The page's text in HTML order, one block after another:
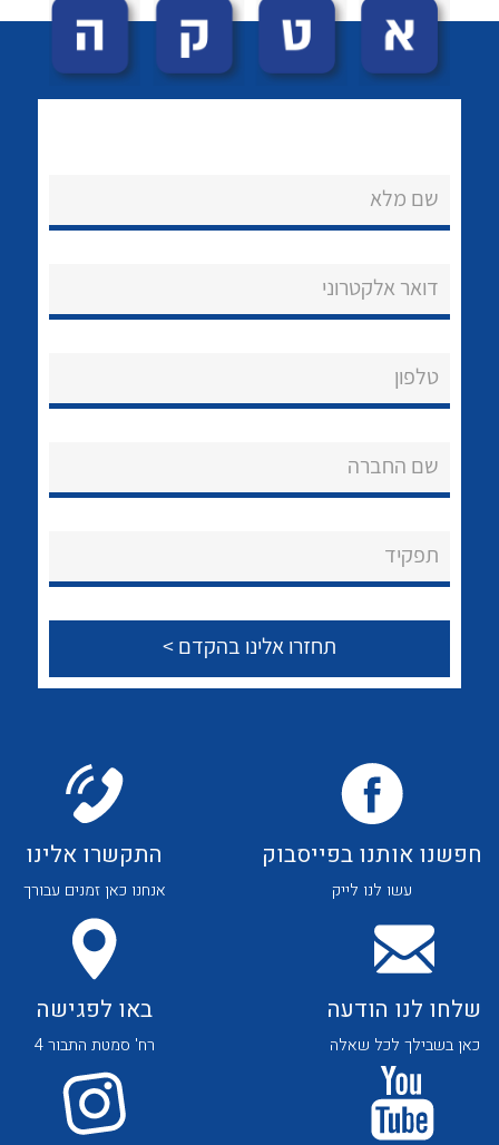
הצוות שלנו
שירותי תמיכה
לכל מוצרי היצרן לכל מוצרי היצרן
לכל מוצרי היצרן לכל מוצרי היצרן
שם מלא
דואר אלקטרוני
טלפון
שם החברה
תפקיד
חפשנו אותנו בפייסבוק
עשו לנו לייק
התקשרו אלינו
אנחנו כאן זמנים עבורך
שלחו לנו הודעה
כאן בשבילך לכל שאלה
באו לפגישה
רח' סמטת התבור 4